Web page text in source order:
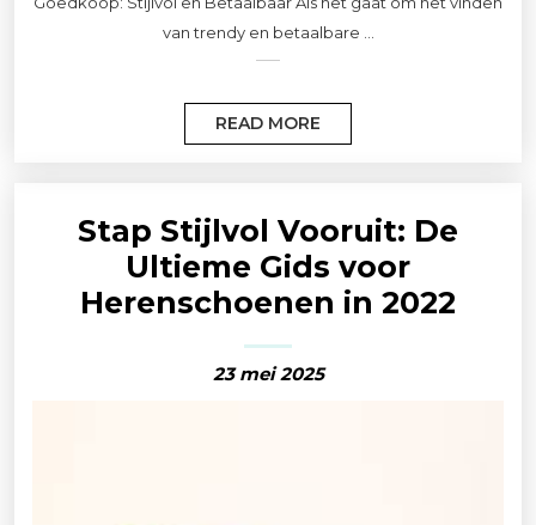
van trendy en betaalbare ...
READ MORE
Stap Stijlvol Vooruit: De
Ultieme Gids voor
Herenschoenen in 2022
23 mei 2025